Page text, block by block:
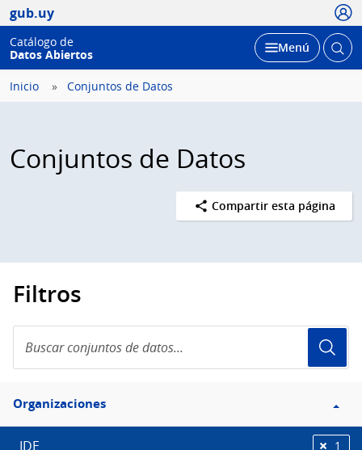
gub.uy
Catálogo de
Datos Abiertos
Desplegar
Menú Abrir
Inicio Conjuntos de Datos
Conjuntos de Datos
Compartir esta página
Filtros
conjuntos
de
Filtro
Organizaciones
Organizaciones
IDE 1